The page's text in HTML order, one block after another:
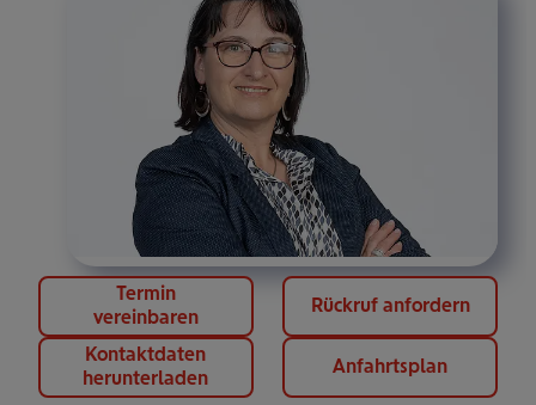
Termin
vereinbaren
Rückruf anfordern
Kontaktdaten
herunterladen
Anfahrtsplan